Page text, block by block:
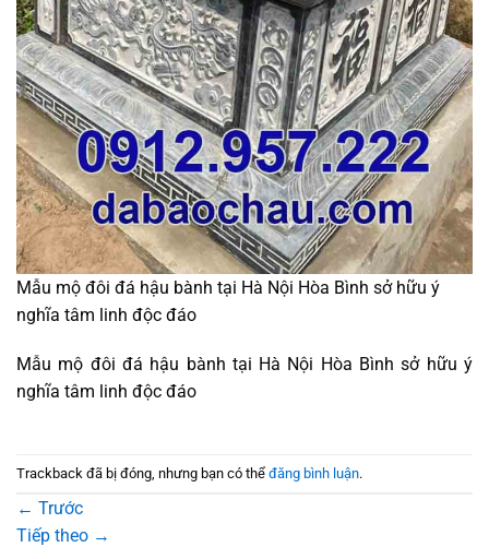
Mẫu mộ đôi đá hậu bành tại Hà Nội Hòa Bình sở hữu ý
nghĩa tâm linh độc đáo
Mẫu mộ đôi đá hậu bành tại Hà Nội Hòa Bình sở hữu ý
nghĩa tâm linh độc đáo
Trackback đã bị đóng, nhưng bạn có thể đăng bình luận.
← Trước
Tiếp theo →